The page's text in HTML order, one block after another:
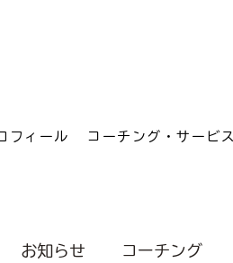
フィール コーチング・サービス
お知らせ コーチング